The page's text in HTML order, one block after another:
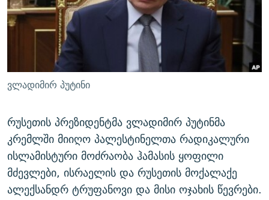
ᲛᲝᲚᲐᲞᲐᲠᲐᲙᲔ ᲢᲔᲥᲡᲢᲔᲑᲘ
ᲨᲘᲜ - ᲣᲪᲮᲝᲔᲗᲨᲘ
ᲚᲘᲢᲔᲠᲐᲢᲣᲠᲣᲚᲘ ᲬᲐᲮᲜᲐᲒᲔᲑᲘ
ᲐᲛᲔᲠᲘᲙᲣᲚᲘ ᲛᲝᲗᲮᲠᲝᲑᲐ
ᲩᲔᲛᲘ ᲡᲘᲙᲕᲓᲘᲚᲘᲡ ᲛᲘᲖᲔᲖᲘᲐ COVID-19
11 ᲬᲔᲚᲘ - 11 ᲐᲛᲑᲐᲕᲘ
ᲡᲐᲞᲐᲠᲚᲐᲛᲔᲜᲢᲝ ᲐᲠᲩᲔᲕᲜᲔᲑᲘᲡ ᲘᲡᲢᲝᲠᲘᲐ
ᲑᲐᲕᲨᲕᲔᲑᲘ ᲞᲠᲝᲡᲢᲘᲢᲣᲪᲘᲐᲨᲘ - ᲐᲛᲝᲣᲗᲥᲛᲔᲚᲘ ᲐᲛᲑᲐᲕᲘ
ᲐᲒᲕᲘᲡᲢᲝᲡ ᲝᲛᲘ
ПРИВЕТ ᲙᲣᲚᲢᲣᲠᲐ
ᲒᲐᲛᲝᲘᲬᲔᲠᲔ
რთე/რთ-ის ყველა საიტი
ვლადიმირ პუტინი
რუსეთის პრეზიდენტმა ვლადიმირ პუტინმა
კრემლში მიიღო პალესტინელთა რადიკალური
ისლამისტური მოძრაობა ჰამასის ყოფილი
მძევლები, ისრაელის და რუსეთის მოქალაქე
ალექსანდრ ტრუფანოვი და მისი ოჯახის წევრები.